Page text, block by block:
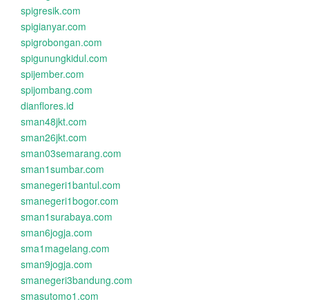
spigresik.com
spigianyar.com
spigrobongan.com
spigunungkidul.com
spijember.com
spijombang.com
dianflores.id
sman48jkt.com
sman26jkt.com
sman03semarang.com
sman1sumbar.com
smanegeri1bantul.com
smanegeri1bogor.com
sman1surabaya.com
sman6jogja.com
sma1magelang.com
sman9jogja.com
smanegeri3bandung.com
smasutomo1.com